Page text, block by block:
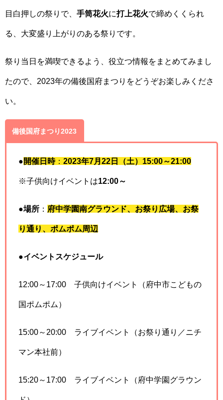
目白押しの祭りで、 手筒花火に打上花火で締めくくられ
る、大変盛り上がりのある祭りです。
祭り当日を満喫できるよう、役立つ情報をまとめてみまし
たので、2023年の備後国府まつりをどうぞお楽しみくださ
い。
備後国府まつり2023
●開催日時： 2023年7月22日（土）15:00～21:00
※子供向けイベントは12:00～
●場所 ： 府中学園南グラウンド、お祭り広場、お祭
り通り、ポムポム周辺
●イベントスケジュール
12:00～17:00 子供向けイベント（府中市こどもの
国ポムポム）
15:00～20:00 ライブイベント（お祭り通り／ニチ
マン本社前）
15:20～17:00 ライブイベント（府中学園グラウン